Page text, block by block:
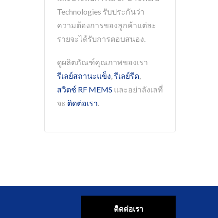
Technologies รับประกันว่า
ความต้องการของลูกค้าแต่ละ
รายจะได้รับการตอบสนอง.
ดูผลิตภัณฑ์คุณภาพของเรา
รีเลย์สถานะแข็ง,รีเลย์รีด,
สวิตช์ RF MEMS และอย่าลังเลที่
จะ ติดต่อเรา.
ติดต่อเรา